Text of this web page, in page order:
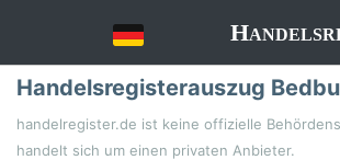
Handelsregisterauszug
handelregister.de ist keine offizielle
handelt sich um einen privaten Anbieter.